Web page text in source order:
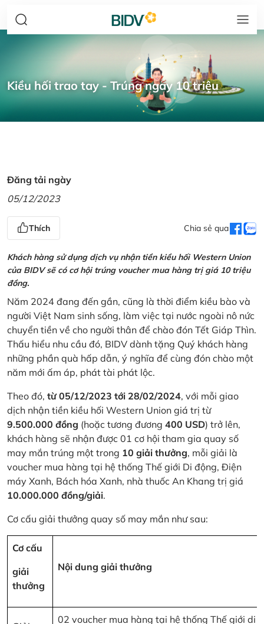
Kiều hối trao tay - Trúng ngay 10 triệu
Đăng tải ngày
05/12/2023
Thích Chia sẻ qua
Khách hàng sử dụng dịch vụ nhận tiền kiều hối Western Union
của BIDV sẽ có cơ hội trúng voucher mua hàng trị giá 10 triệu
đồng.
Năm 2024 đang đến gần, cũng là thời điểm kiều bào và
người Việt Nam sinh sống, làm việc tại nước ngoài nô nức
chuyển tiền về cho người thân để chào đón Tết Giáp Thìn.
Thấu hiểu nhu cầu đó, BIDV dành tặng Quý khách hàng
những phần quà hấp dẫn, ý nghĩa để cùng đón chào một
năm mới ấm áp, phát tài phát lộc.
Theo đó, từ 05/12/2023 tới 28/02/2024, với mỗi giao
dịch nhận tiền kiều hối Western Union giá trị từ
9.500.000 đồng (hoặc tương đương 400 USD) trở lên,
khách hàng sẽ nhận được 01 cơ hội tham gia quay số
may mắn trúng một trong 10 giải thưởng, mỗi giải là
voucher mua hàng tại hệ thống Thế giới Di động, Điện
máy Xanh, Bách hóa Xanh, nhà thuốc An Khang trị giá
10.000.000 đồng/giải.
Cơ cấu giải thưởng quay số may mắn như sau:
Cơ cấu
giải
thưởng
Nội dung giải thưởng
02 voucher mua hàng tại hệ thống Thế giới di